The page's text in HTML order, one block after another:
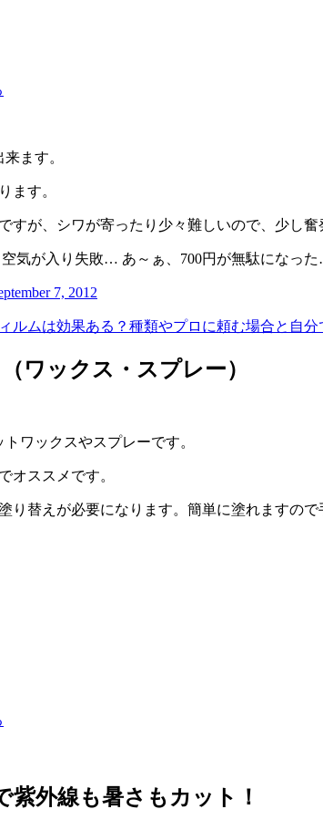
ます。
ます。
すが、シワが寄ったり少々難しいので、少し
気が入り失敗… あ～ぁ、700円が無駄になっ
7, 2012
ルムは効果ある？種類やプロに頼む場合と自
ワックス・スプレー）
ワックスやスプレーです。
オススメです。
り替えが必要になります。簡単に塗れますので
紫外線も暑さもカット！